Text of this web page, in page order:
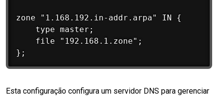
zone "1.168.192.in-addr.arpa" IN {
    type master;
    file "192.168.1.zone";
Esta configuração configura um servidor DNS para gerenciar